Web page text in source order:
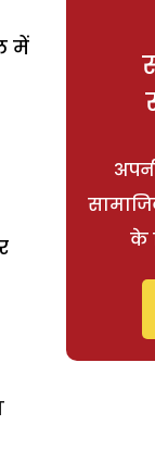
में
के